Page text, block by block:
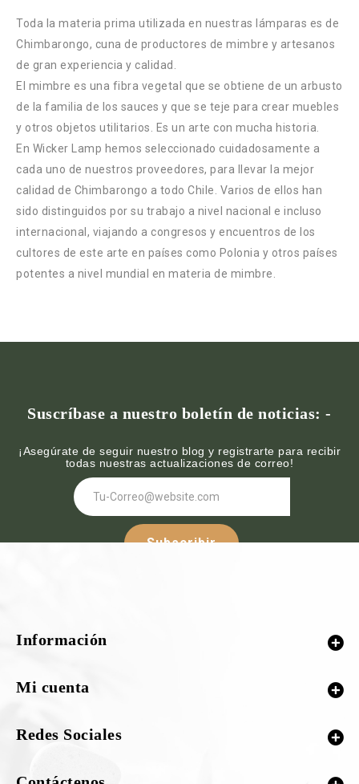
Toda la materia prima utilizada en nuestras lámparas es de
Chimbarongo, cuna de productores de mimbre y artesanos
de gran experiencia y calidad.
El mimbre es una fibra vegetal que se obtiene de un arbusto
de la familia de los sauces y que se teje para crear muebles
y otros objetos utilitarios. Es un arte con mucha historia.
En Wicker Lamp hemos seleccionado cuidadosamente a
cada uno de nuestros proveedores, para llevar la mejor
calidad de Chimbarongo a todo Chile. Varios de ellos han
sido distinguidos por su trabajo a nivel nacional e incluso
internacional, viajando a congresos y encuentros de los
cultores de este arte en países como Polonia y otros países
potentes a nivel mundial en materia de mimbre.
Suscríbase a nuestro boletín de noticias: -
¡Asegúrate de seguir nuestro blog y registrarte para recibir
todas nuestras actualizaciones de correo!
Subscribir
Información
Mi cuenta
Redes Sociales